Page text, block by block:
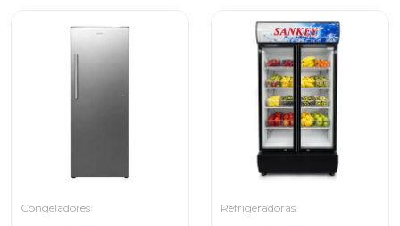
Congeladores Refrigeradoras